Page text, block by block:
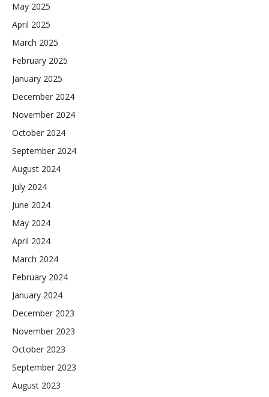
May 2025
April 2025
March 2025
February 2025
January 2025
December 2024
November 2024
October 2024
September 2024
August 2024
July 2024
June 2024
May 2024
April 2024
March 2024
February 2024
January 2024
December 2023
November 2023
October 2023
September 2023
August 2023